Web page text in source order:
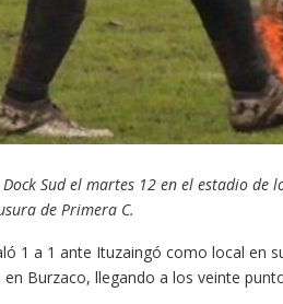
Sud el martes 12 en el estadio
de Primera C.
1 a 1 ante Ituzaingó como local en
Burzaco, llegando a los veinte